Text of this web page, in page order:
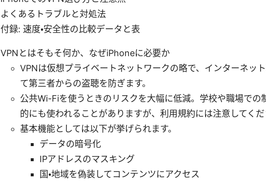
よくあるトラブルと対処法
付録: 速度・安全性の比較データと表
VPNとはそもそ何か、なぜiPhoneに必要か
VPNは仮想プライベートネットワークの略で、インターネッ
て第三者からの盗聴を防ぎます。
公共Wi-Fiを使うときのリスクを大幅に低減。学校や職場での
的にも使われることがありますが、利用規約には注意してくだ
基本機能としては以下が挙げられます。
データの暗号化
IPアドレスのマスキング
国・地域を偽装してコンテンツにアクセス